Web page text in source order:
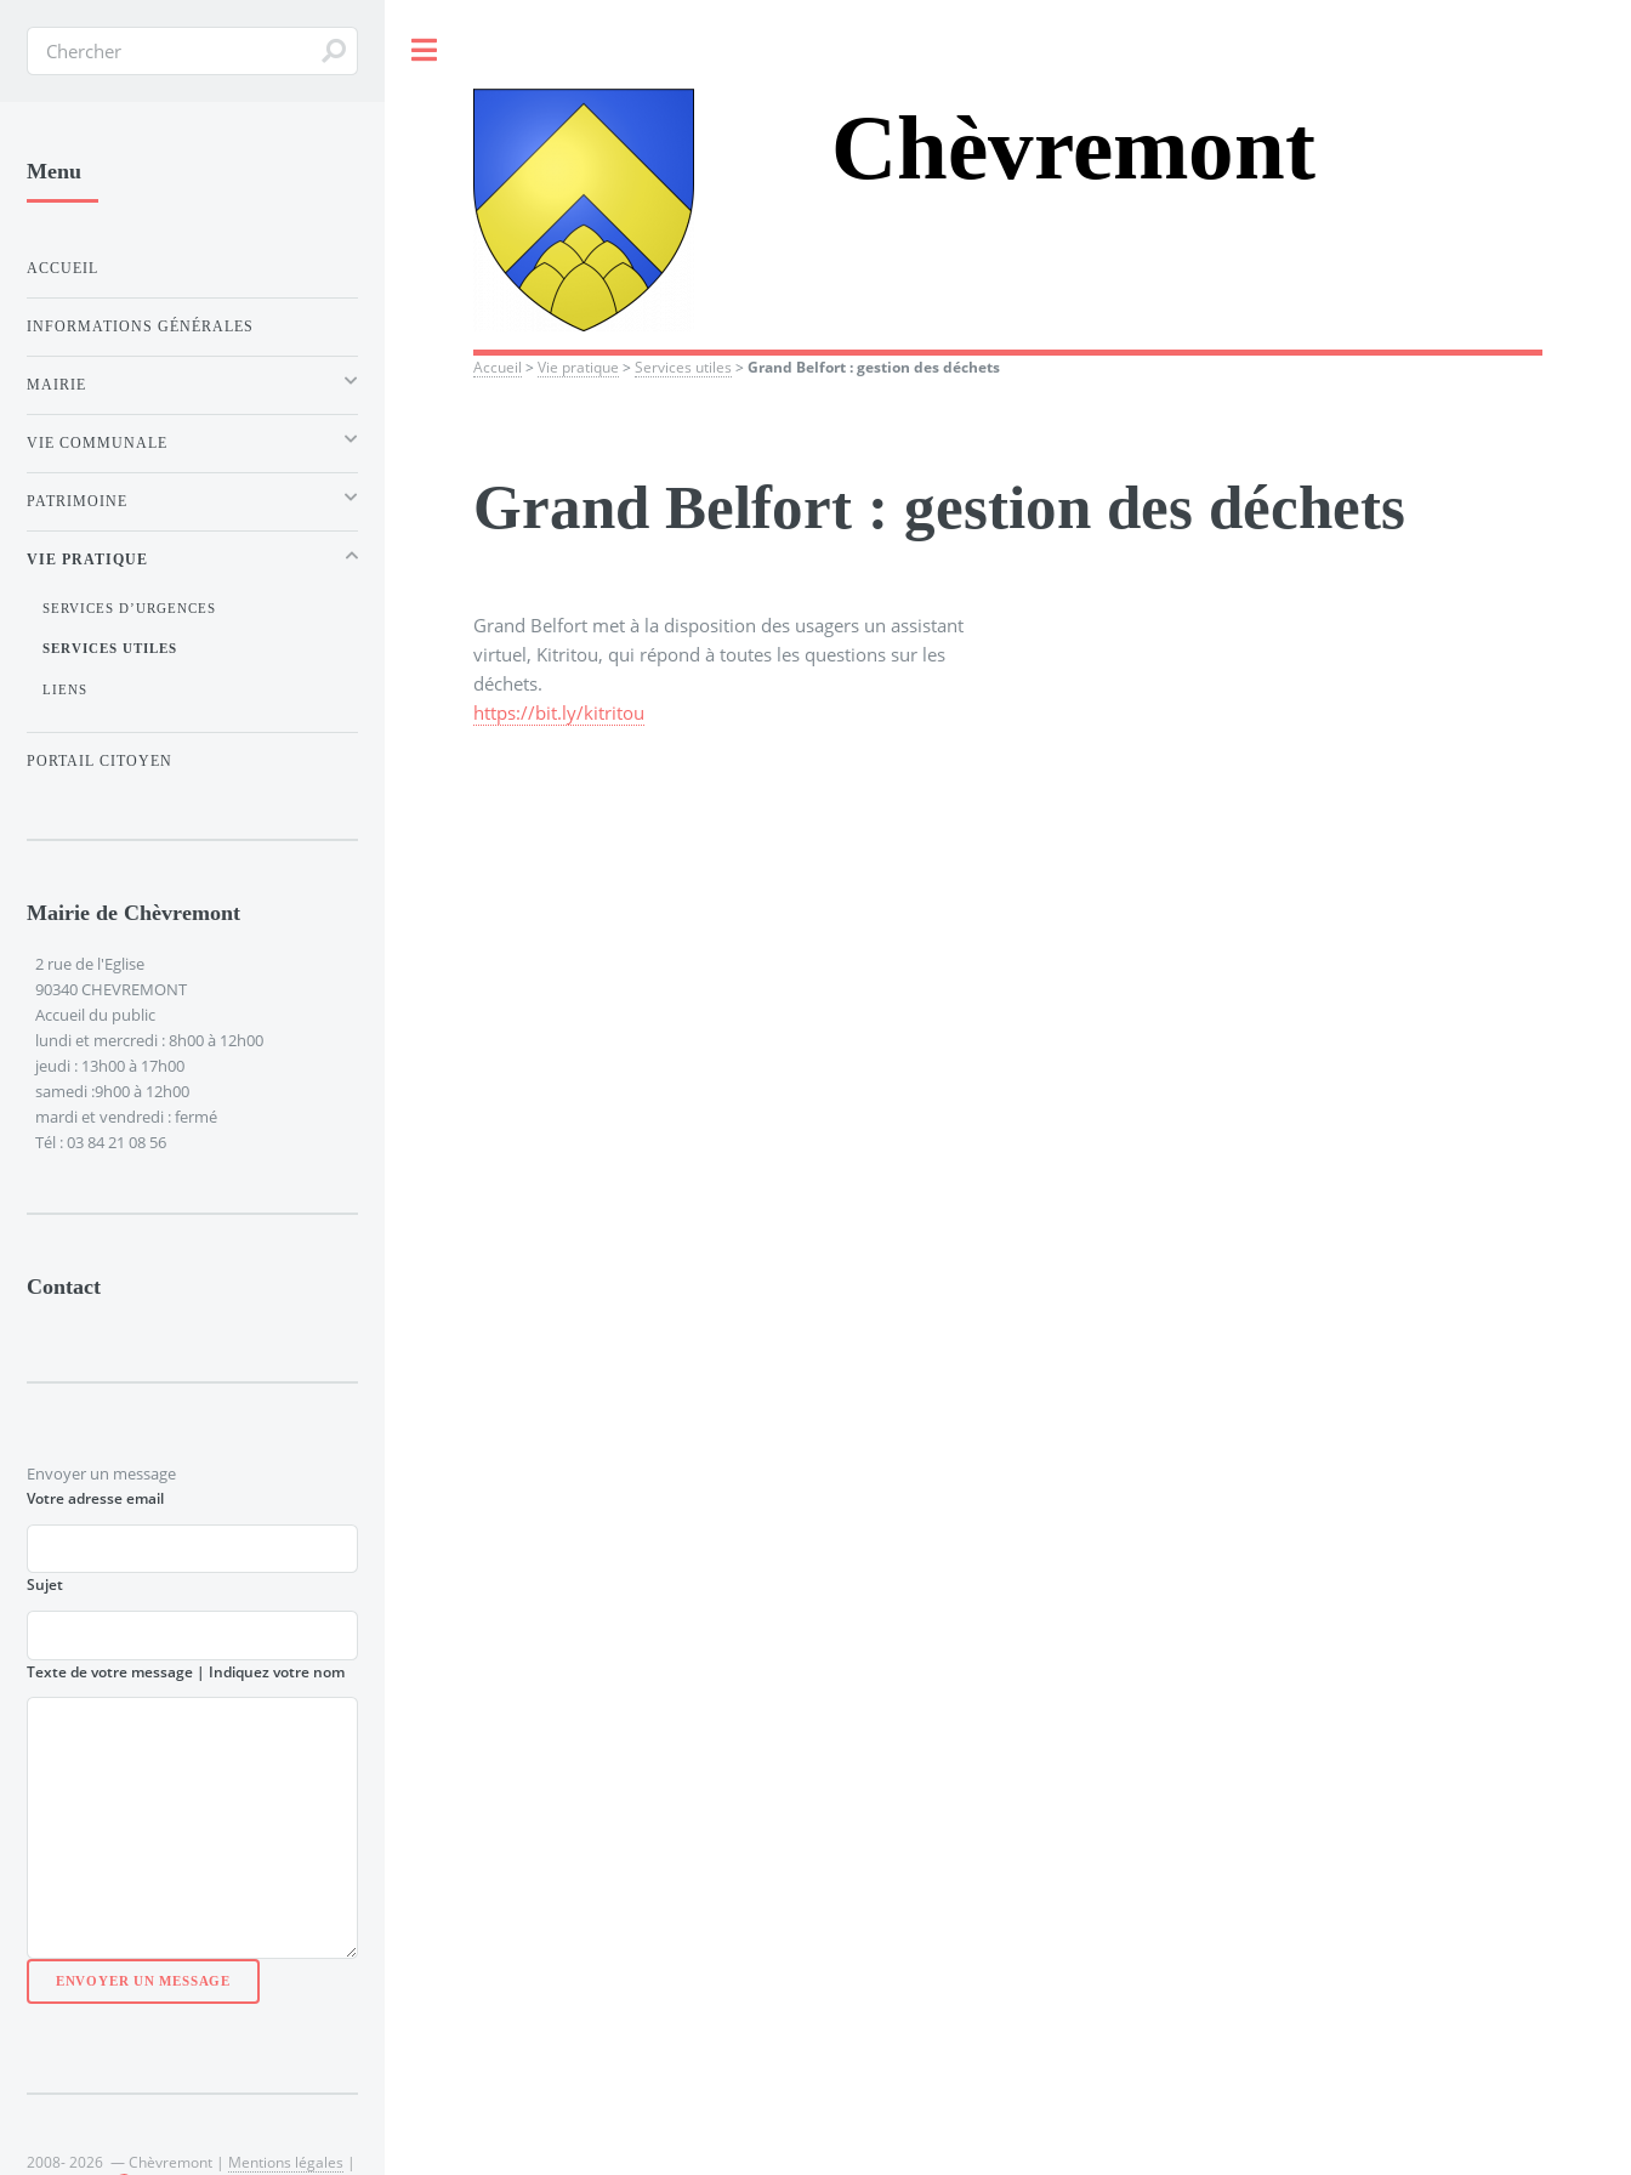
Chèvremont
Accueil >Vie pratique > Services utiles >Grand Belfort : gestion des déchets
Grand Belfort : gestion des déchets
Grand Belfort met à la disposition des usagers un assistant
virtuel, Kitritou, qui répond à toutes les questions sur les
déchets.
https://bit.ly/kitritou
Menu
ACCUEIL
INFORMATIONS GÉNÉRALES
MAIRIE
VIE COMMUNALE
PATRIMOINE
VIE PRATIQUE
SERVICES D’URGENCES
SERVICES UTILES
LIENS
PORTAIL CITOYEN
Mairie de Chèvremont
2 rue de l'Eglise
90340 CHEVREMONT
Accueil du public
lundi et mercredi : 8h00 à 12h00
jeudi : 13h00 à 17h00
samedi :9h00 à 12h00
mardi et vendredi : fermé
Tél : 03 84 21 08 56
Contact
Envoyer un message
Votre adresse email
Sujet
Texte de votre message | Indiquez votre nom
2008- 2026 — Chèvremont | Mentions légales |